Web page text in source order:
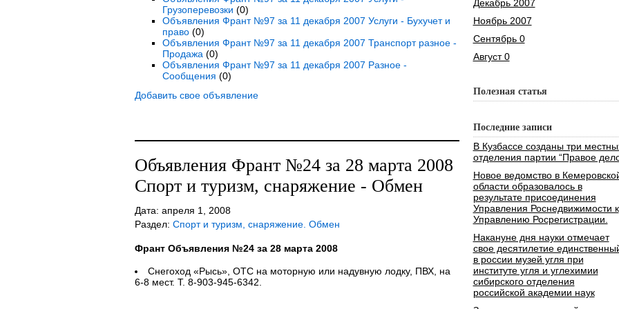
Грузоперевозки (0)
Объявления Франт №97 за 11 декабря 2007 Услуги - Бухучет и
право(0)
Объявления Франт №97 за 11 декабря 2007 Транспорт разное -
Продажа (0)
Объявления Франт №97 за 11 декабря 2007 Разное -
Сообщения (0)
Добавить свое объявление
Объявления Франт №24 за 28 марта 2008
Спорт и туризм, снаряжение - Обмен
Дата: апреля 1, 2008
Раздел: Спорт и туризм, снаряжение. Обмен
Франт Объявления №24 за 28 марта 2008
Снегоход «Рысь», ОТС на моторную или надувную лодку, ПВХ, на
6-8 мест. Т. 8-903-945-6342.
Декабрь 2007
Ноябрь 2007
Сентябрь 0
Август 0
Полезная статья
Последние записи
В Кузбассе созданы три
отделения партии “Правое
Новое ведомство в
области образовалось в
результате присоединения
Управления Роснедвижимости к
Управлению Росрегистрации.
Накануне дня науки отмечает
свое десятилетие
в россии музей угля при
институте угля и углехимии
сибирского отделения
российской академии наук